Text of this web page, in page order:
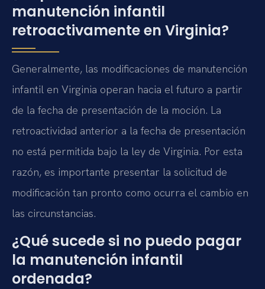
manutención infantil
retroactivamente en Virginia?
Generalmente, las modificaciones de manutención
infantil en Virginia operan hacia el futuro a partir
de la fecha de presentación de la moción. La
retroactividad anterior a la fecha de presentación
no está permitida bajo la ley de Virginia. Por esta
razón, es importante presentar la solicitud de
modificación tan pronto como ocurra el cambio en
las circunstancias.
¿Qué sucede si no puedo pagar
la manutención infantil
ordenada?